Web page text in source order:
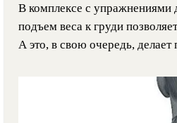
В комплексе с упражнениями
подъем веса к груди
А это, в свою очередь,